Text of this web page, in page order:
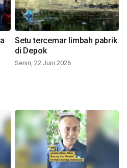
Setu tercemar limbah pabrik
di Depok
Senin, 22 Juni 2026